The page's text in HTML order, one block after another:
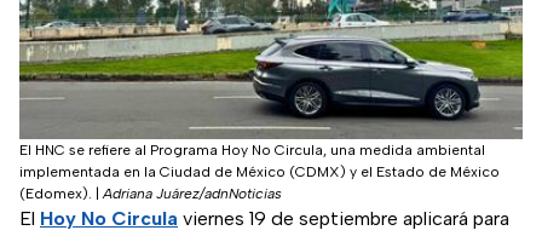
El HNC se refiere al Programa Hoy No Circula, una medida ambiental
implementada en la Ciudad de México (CDMX) y el Estado de México
(Edomex). |Adriana Juárez/adnNoticias
El Hoy No Circula viernes 19 de septiembre aplicará para